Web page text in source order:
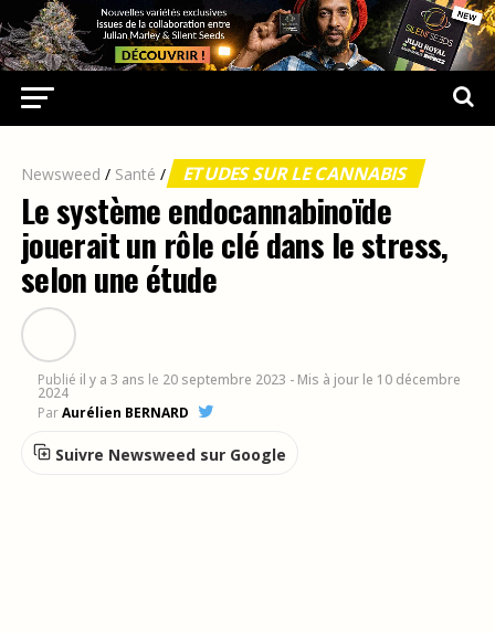
Newsweed / Santé / ETUDES SUR LE CANNABIS
Le système endocannabinoïde
jouerait un rôle clé dans le stress,
selon une étude
Publié il y a 3 ans le 20 septembre 2023 - Mis à jour le 10 décembre
2024
ParAurélien BERNARD
Suivre Newsweed sur Google